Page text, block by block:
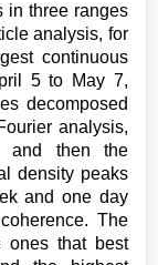
in three ranges
analysis, for
continuous
5 to May 7,
decomposed
analysis,
and then the
density peaks
and one day
The
ones that best